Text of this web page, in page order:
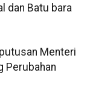
dan Batu bara
Menteri
Perubahan